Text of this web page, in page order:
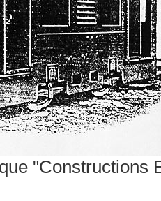
"Constructions